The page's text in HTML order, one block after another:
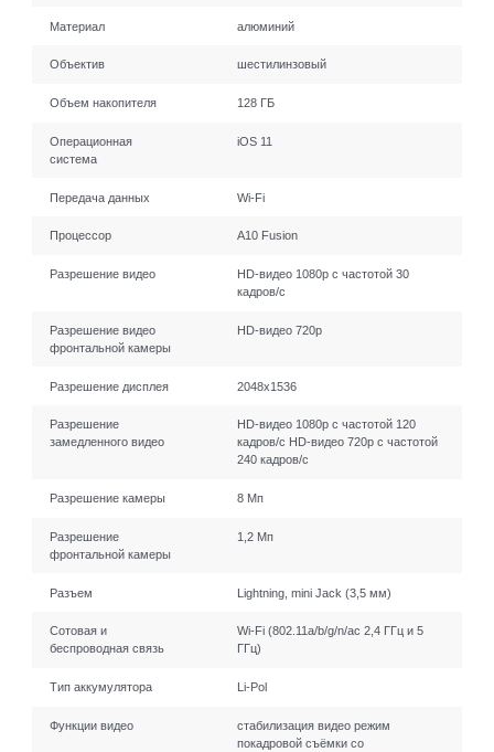
Материал алюминий
Объектив шестилинзовый
Объем накопителя 128 ГБ
Операционная
система
iOS 11
Передача данных Wi-Fi
Процессор A10 Fusion
Разрешение видео
HD-видео 1080p с частотой 30
кадров/ с
Разрешение видео
фронтальной камеры
HD-видео 720p
Разрешение дисплея 2048x1536
Разрешение
замедленного видео
HD-видео 1080р с частотой 120
кадров/ с HD-видео 720р с частотой
240 кадров/ с
Разрешение камеры 8 Мп
Разрешение
фронтальной камеры
1,2 Мп
Разъем Lightning, mini Jack (3,5 мм)
Сотовая и
беспроводная связь
Wi-Fi (802.11a/​b/​g/​n/​ac 2,4 ГГц и 5
ГГц)
Тип аккумулятора Li-Pol
Функции видео
стабилизация видео режим
покадровой съёмки со